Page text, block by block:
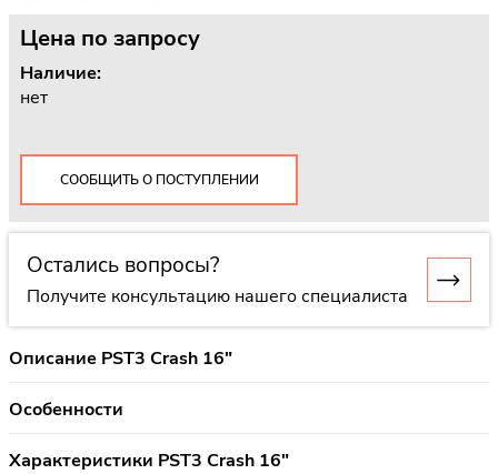
Цена по запросу
Наличие:
нет
СООБЩИТЬ О ПОСТУПЛЕНИИ
Остались вопросы?
Получите консультацию нашего специалиста
Описание PST3 Crash 16"
Особенности
Характеристики PST3 Crash 16"